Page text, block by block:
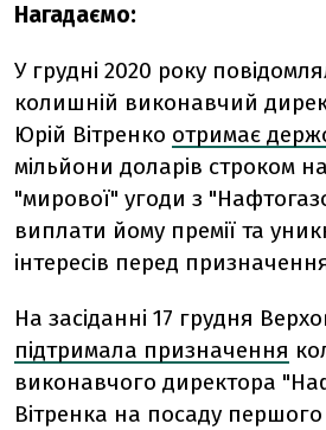
Нагадаємо:
У грудні 2020 року
колишній виконавчий
Юрій Вітренко отримає
мільйони доларів строком
"мирової" угоди з
виплати йому премії та
інтересів перед
На засіданні 17 грудня
підтримала призначення
виконавчого директора
Вітренка на посаду першого